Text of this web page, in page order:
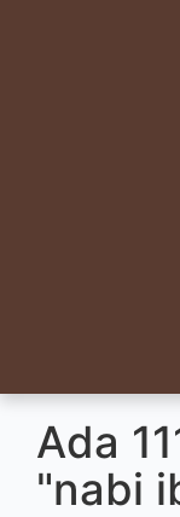
Ada
"nabi